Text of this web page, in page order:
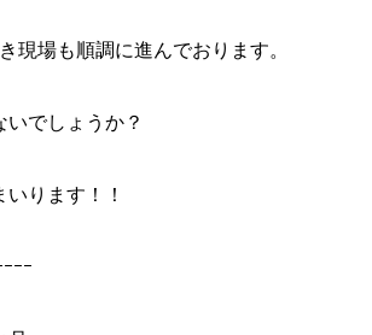
現場も順調に進んでおります。
でしょうか？
ります！！
ｰｰ